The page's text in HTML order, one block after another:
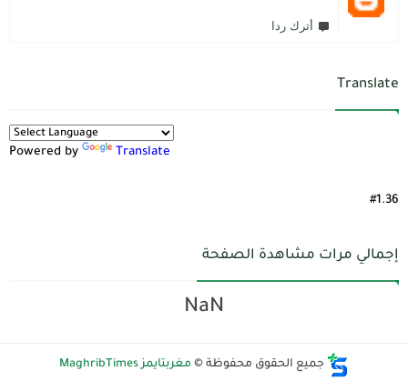
أترك ردا
Translate
Powered by Translate
#1.36
إجمالي مرات مشاهدة الصفحة
NaN
جميع الحقوق محفوظة © مغربتايمز MaghribTimes